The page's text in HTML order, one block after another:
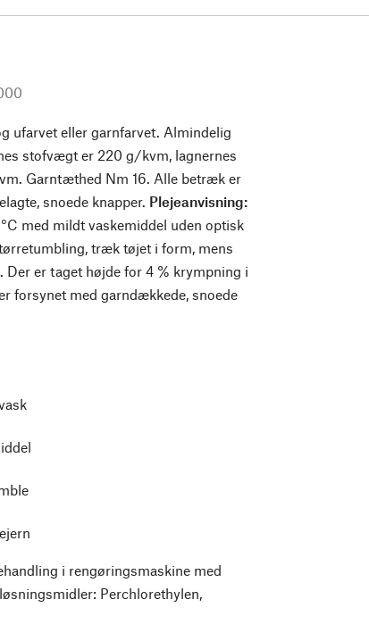
ufarvet eller garnfarvet. Almindelig
stofvægt er 220 g/kvm, lagnernes
Garntæthed Nm 16. Alle betræk er
snoede knapper. Plejeanvisning:
med mildt vaskemiddel uden optisk
træk tøjet i form, mens
Der er taget højde for 4 % krympning i
forsynet med garndækkede, snoede
i rengøringsmaskine med
Perchlorethylen,